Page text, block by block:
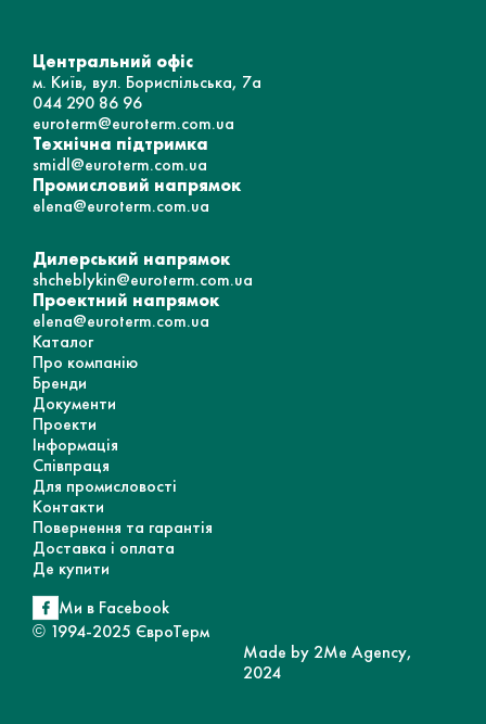
Центральний офіс
м. Київ, вул. Бориспільська, 7а
044 290 86 96
euroterm@euroterm.com.ua
Технічна підтримка
smidl@euroterm.com.ua
Промисловий напрямок
elena@euroterm.com.ua
Дилерський напрямок
shcheblykin@euroterm.com.ua
Проектний напрямок
elena@euroterm.com.ua
Каталог
Про компанію
Бренди
Документи
Проекти
Інформація
Співпраця
Для промисловості
Контакти
Повернення та гарантія
Доставка і оплата
Де купити
Ми в Facebook
© 1994-2025 ЄвроТерм
Made by 2Me Agency,
2024